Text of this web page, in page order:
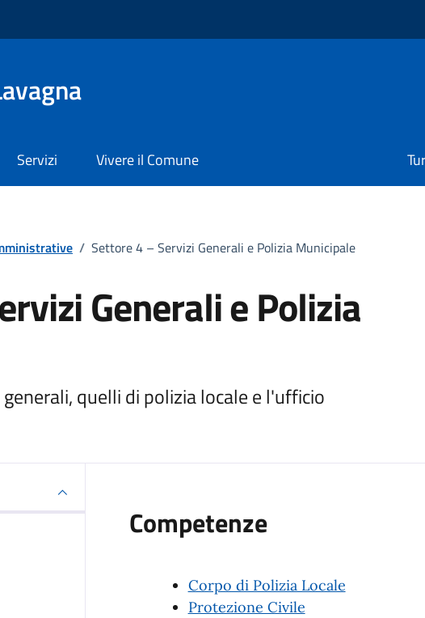
Servizi Vivere il Comune
/ Settore 4 – Servizi Generali e Polizia Municipale
Generali e Polizia
quelli di polizia locale e l'ufficio
Competenze
Corpo di Polizia Locale
Protezione Civile